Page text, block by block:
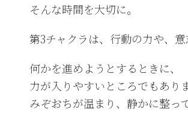
そんな時間を大切に。
第3チャクラは、行動の力や、意
何かを進めようとするときに、
力が入りやすいところでもありま
みぞおちが温まり、静かに整っ